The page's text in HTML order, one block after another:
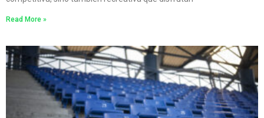
Read More »